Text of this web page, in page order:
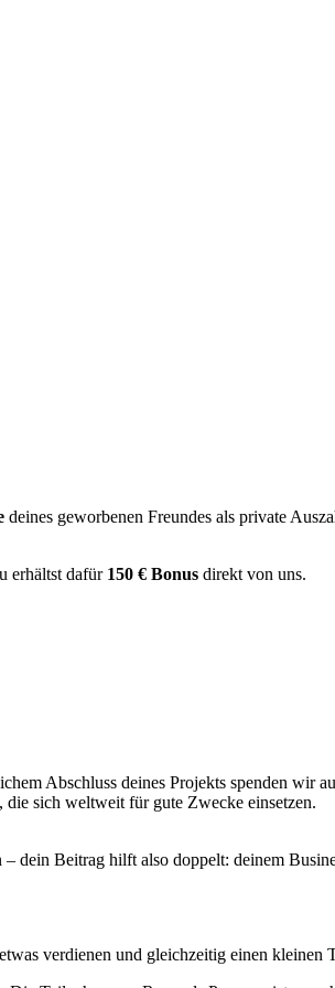
deines geworbenen Freundes als private
erhältst dafür 150 € Bonus direkt von uns.
Abschluss deines Projekts spenden wir
die sich weltweit für gute Zwecke einsetzen.
dein Beitrag hilft also doppelt: deinem
verdienen und gleichzeitig einen kleinen